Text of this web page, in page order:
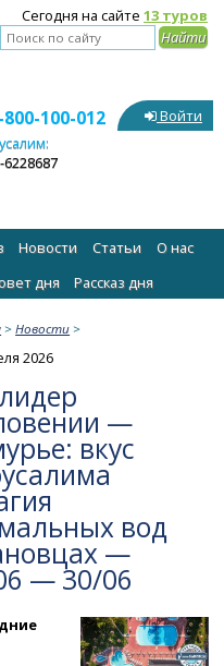
Сегодня на сайте 13 туров
100-012 Войти
Новости Статьи
О нас
дня Рассказ дня
>Новости >
2026
—
вкус
вод
—
— 30/06